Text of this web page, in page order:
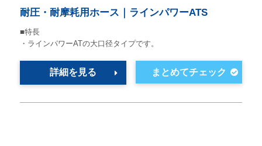
耐圧・耐摩耗用ホース｜ラインパワーATS
■特長
・ラインパワーATの大口径タイプです。
詳細を見る